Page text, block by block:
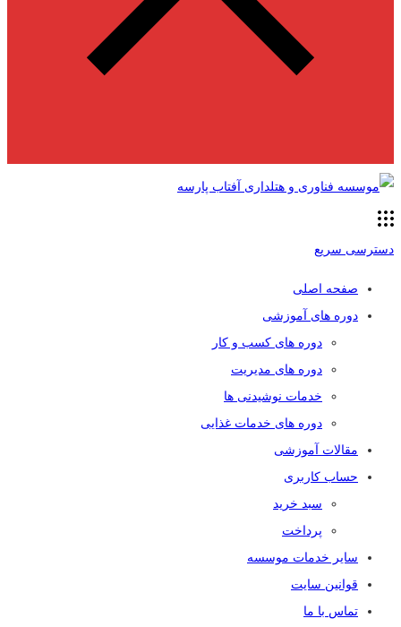
دسترسی سریع
صفحه اصلی
دوره های آموزشی
دوره های کسب و کار
دوره های مدیریت
خدمات نوشیدنی ها
دوره های خدمات غذایی
مقالات آموزشی
حساب کاربری
سبد خرید
پرداخت
سایر خدمات موسسه
قوانین سایت
تماس با ما